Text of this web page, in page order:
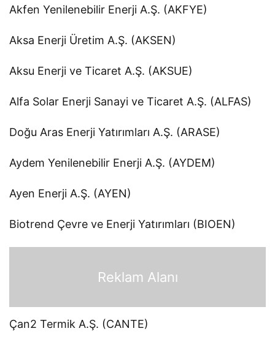
Akfen Yenilenebilir Enerji A.Ş. (AKFYE)
Aksa Enerji Üretim A.Ş. (AKSEN)
Aksu Enerji ve Ticaret A.Ş. (AKSUE)
Alfa Solar Enerji Sanayi ve Ticaret A.Ş. (ALFAS)
Doğu Aras Enerji Yatırımları A.Ş. (ARASE)
Aydem Yenilenebilir Enerji A.Ş. (AYDEM)
Ayen Enerji A.Ş. (AYEN)
Biotrend Çevre ve Enerji Yatırımları (BIOEN)
Reklam Alanı
Çan2 Termik A.Ş. (CANTE)